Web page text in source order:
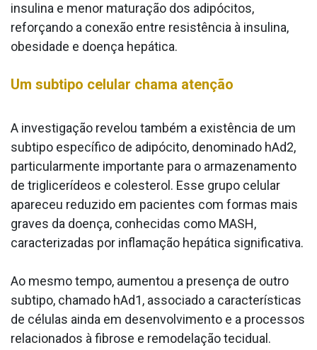
insulina e menor maturação dos adipócitos,
reforçando a conexão entre resistência à insulina,
obesidade e doença hepática.
Um subtipo celular chama atenção
A investigação revelou também a existência de um
subtipo específico de adipócito, denominado hAd2,
particularmente importante para o armazenamento
de triglicerídeos e colesterol. Esse grupo celular
apareceu reduzido em pacientes com formas mais
graves da doença, conhecidas como MASH,
caracterizadas por inflamação hepática significativa.
Ao mesmo tempo, aumentou a presença de outro
subtipo, chamado hAd1, associado a características
de células ainda em desenvolvimento e a processos
relacionados à fibrose e remodelação tecidual.